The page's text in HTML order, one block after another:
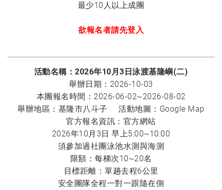
最少10人以上成團
欲報名者請先登入
活動名稱：2026年10月3日泳渡基隆嶼(二)
舉辦日期：2026-10-03
本團報名時間：2026-06-02~2026-08-02
舉辦地區：基隆市八斗子 活動地圖： Google Map
官方報名資訊： 官方網站
2026年10月3日 早上5:00~10:00
須參加過社團泳池水測與海測
限額：每梯次10~20名
目標距離：單趟去程6公里
安全團隊全程一對一跟隨在側